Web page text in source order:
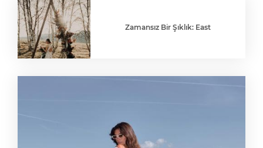
Zamansız Bir Şıklık: East